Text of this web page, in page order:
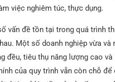
việc nghiêm túc, thực dụng.
vấn đề tồn tại trong quá trình
Một số doanh nghiệp vừa
đều, tiêu thụ năng lượng cao
của quy trình vẫn còn chỗ